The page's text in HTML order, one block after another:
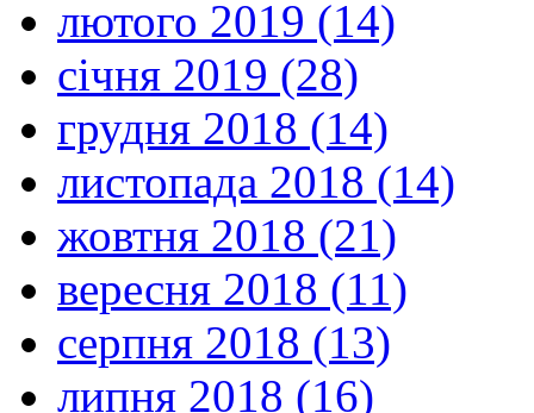
лютого 2019 (14)
січня 2019 (28)
грудня 2018 (14)
листопада 2018 (14)
жовтня 2018 (21)
вересня 2018 (11)
серпня 2018 (13)
липня 2018 (16)